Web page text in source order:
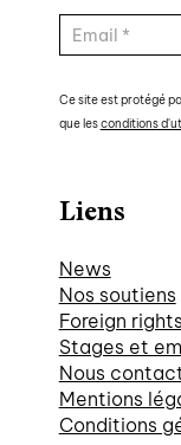
Ce site est protégé
que lesconditions
Liens
News
Nos soutiens
Foreign rights
Stages et
Nous
Mentions
Conditions